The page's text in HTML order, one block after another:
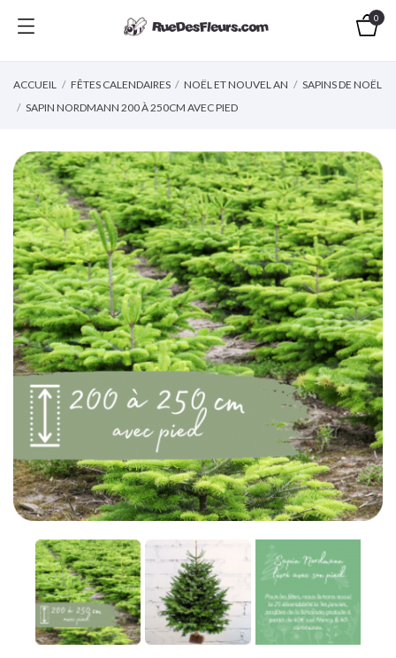
0
ACCUEIL FÊTES CALENDAIRES NOËL ET NOUVEL AN
SAPINS DE NOËL
SAPIN NORDMANN 200 À 250CM AVEC PIED